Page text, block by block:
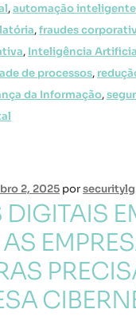
,automação inteligente
,fraudes
, Inteligência
de processos,
da Informação,
2, 2025 por